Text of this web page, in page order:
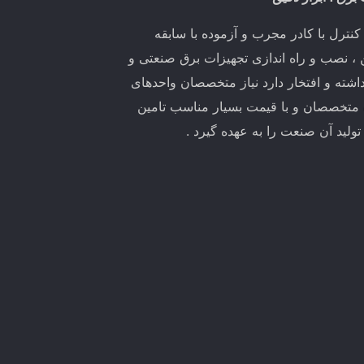
با کادر مجرب و آزموده با سابقه
، نصب و راه اندازی تجهیزات برق صنعتی و
و افتخار دارد نیاز متخصصان واحدهای
متخصصان و با قیمت بسیار مناسب تامین
آن صنعت را به عهده گیرد .